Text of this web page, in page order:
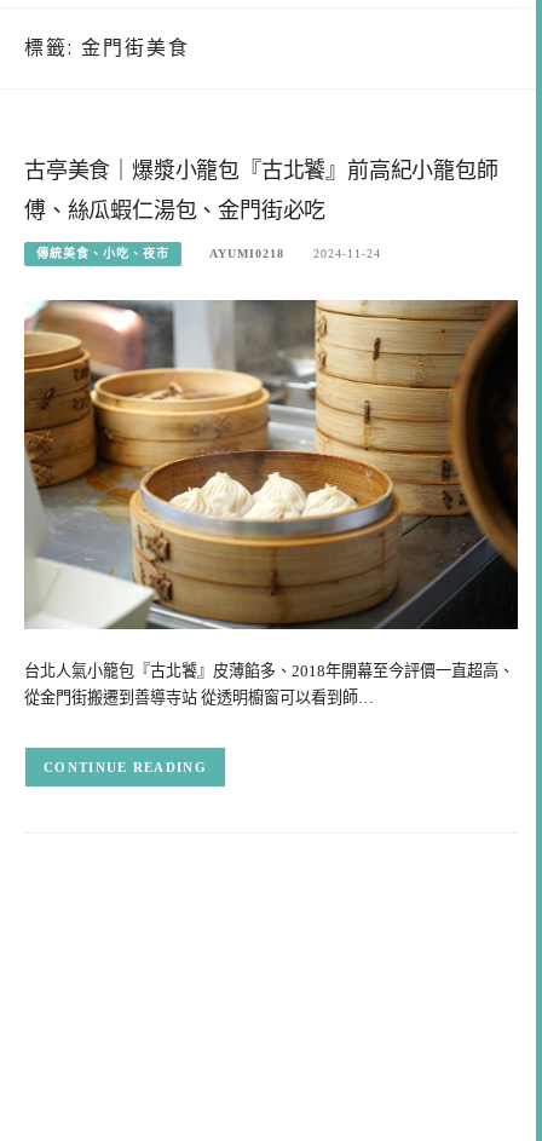
標籤: 金門街美食
古亭美食｜爆漿小籠包『古北饕』前高紀小籠包師
傅、絲瓜蝦仁湯包、金門街必吃
傳統美食、小吃、夜市 AYUMI0218 2024-11-24
台北人氣小籠包『古北饕』皮薄餡多、2018年開幕至今評價一直超高、
從金門街搬遷到善導寺站 從透明櫥窗可以看到師…
CONTINUE READING